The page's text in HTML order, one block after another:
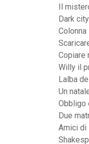
Il
Dark
Copiare
Willy il
Lalba
Un
Obbligo
Due
Amici di